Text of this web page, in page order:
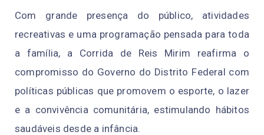
Com grande presença do público, atividades
recreativas e uma programação pensada para toda
a família, a Corrida de Reis Mirim reafirma o
compromisso do Governo do Distrito Federal com
políticas públicas que promovem o esporte, o lazer
e a convivência comunitária, estimulando hábitos
saudáveis desde a infância.